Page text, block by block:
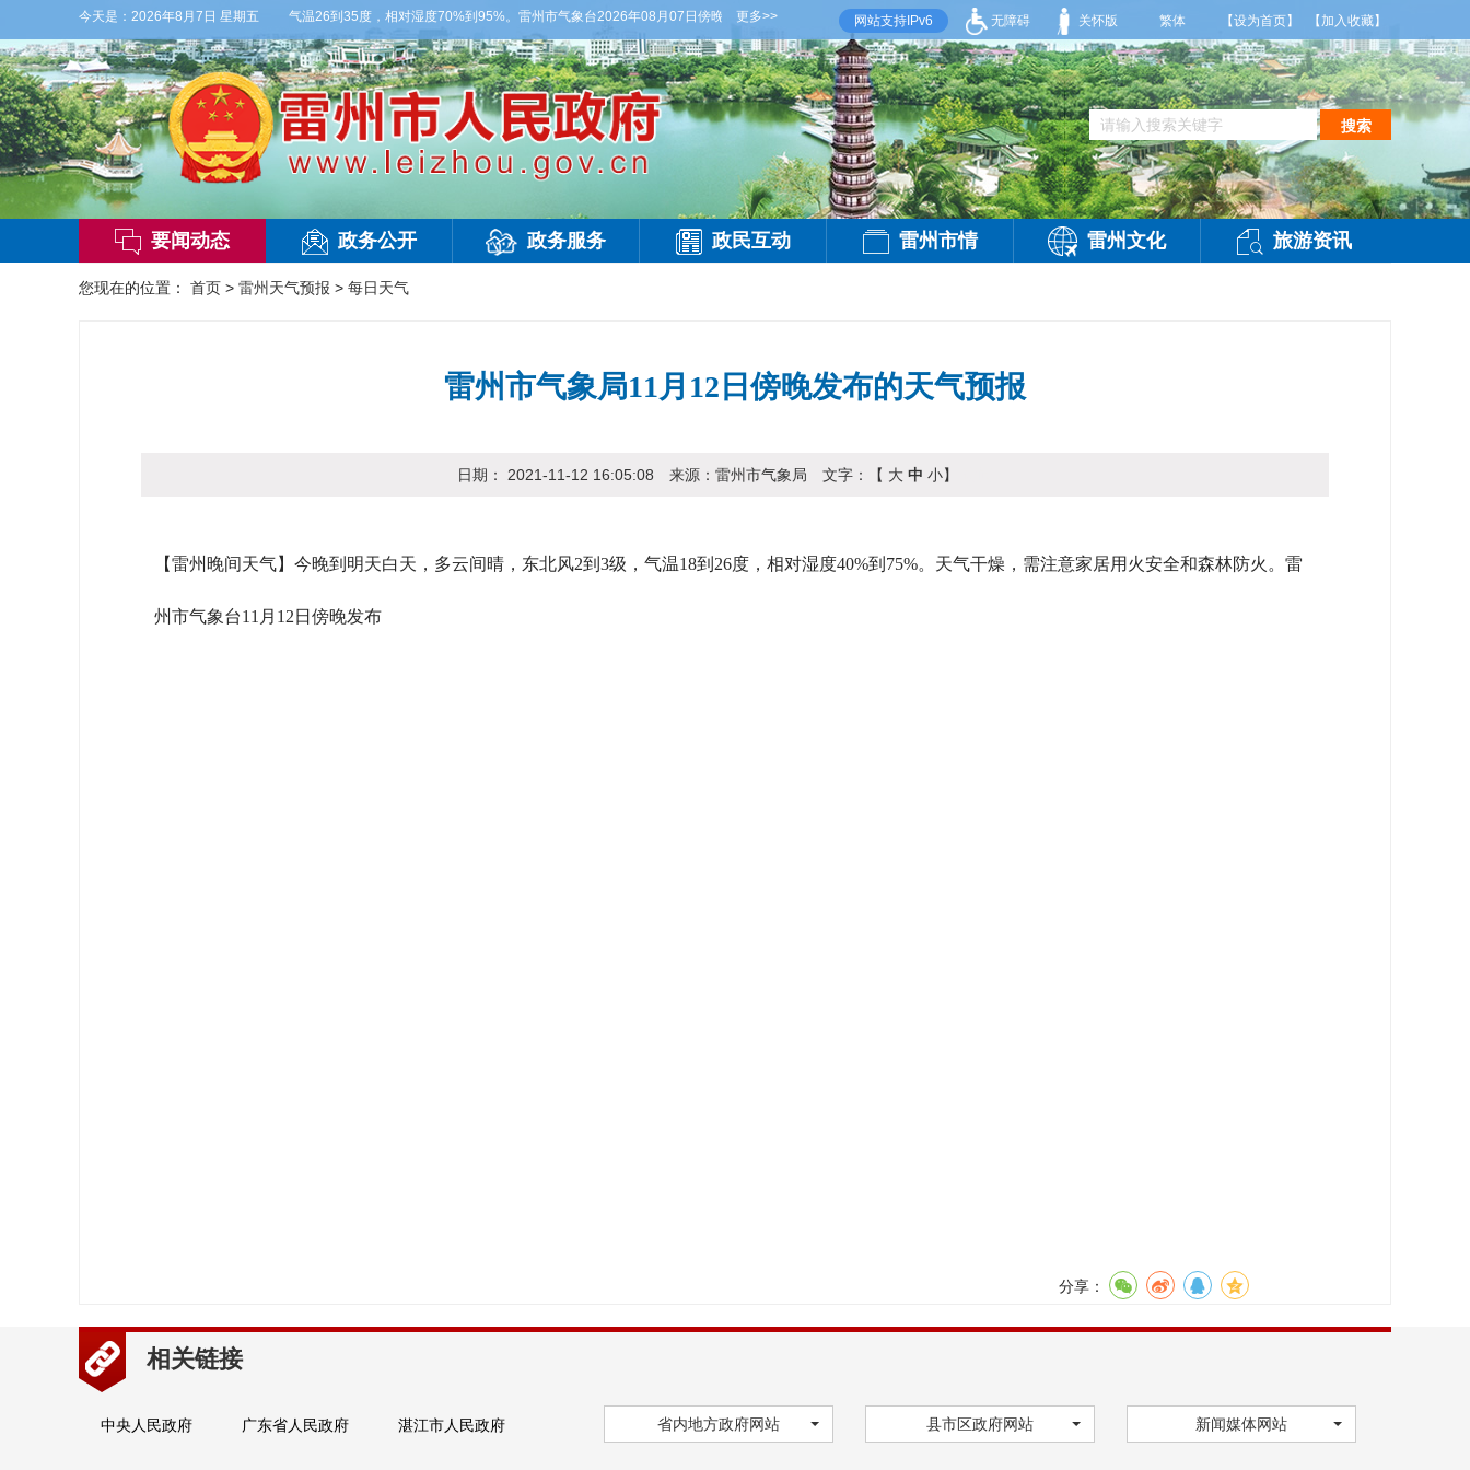
今天是： 2026年8月7日 星期五
天白天，多云，局部有雷阵雨，偏西风2-3级，气温26到35度，相对湿度70%到95%。雷州市气象台2026年08月07日傍晚发布【雷州晚间天气】今晚到明天白天，多云，局部有雷阵雨，偏西风2-3级，气温26到35度，相对湿度70%到95%。雷州市气
更多>> 网站支持IPv6 无障碍 关怀版 繁体 【设为首页】 【加入收藏】
搜索
要闻动态 政务公开 政务服务 政民互动 雷州市情 雷州文化 旅游资讯
您现在的位置： 首页 > 雷州天气预报 > 每日天气
雷州市气象局11月12日傍晚发布的天气预报
日期： 2021-11-12 16:05:08 来源： 雷州市气象局 文字：【 大 中 小】
【雷州晚间天气】今晚到明天白天，多云间晴，东北风2到3级，气温18到26度，相对湿度40%到75%。天气干燥，需注意家居用火安全和森林防火。雷
州市气象台11月12日傍晚发布
分享：
相关链接
中央人民政府 广东省人民政府 湛江市人民政府 省内地方政府网站 县市区政府网站 新闻媒体网站